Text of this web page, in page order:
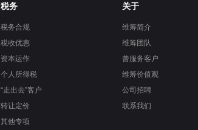
税务
税务合规
税收优惠
资本运作
个人所得税
“走出去”客户
转让定价
其他专项
关于
维筹简介
维筹团队
曾服务客户
维筹价值观
公司招聘
联系我们